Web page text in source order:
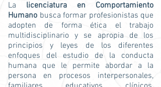
La licenciatura en Comportamiento
Humano busca formar profesionistas que
adopten de forma ética el trabajo
multidisciplinario y se apropia de los
principios y leyes de los diferentes
enfoques del estudio de la conducta
humana que le permite abordar a la
persona en procesos interpersonales,